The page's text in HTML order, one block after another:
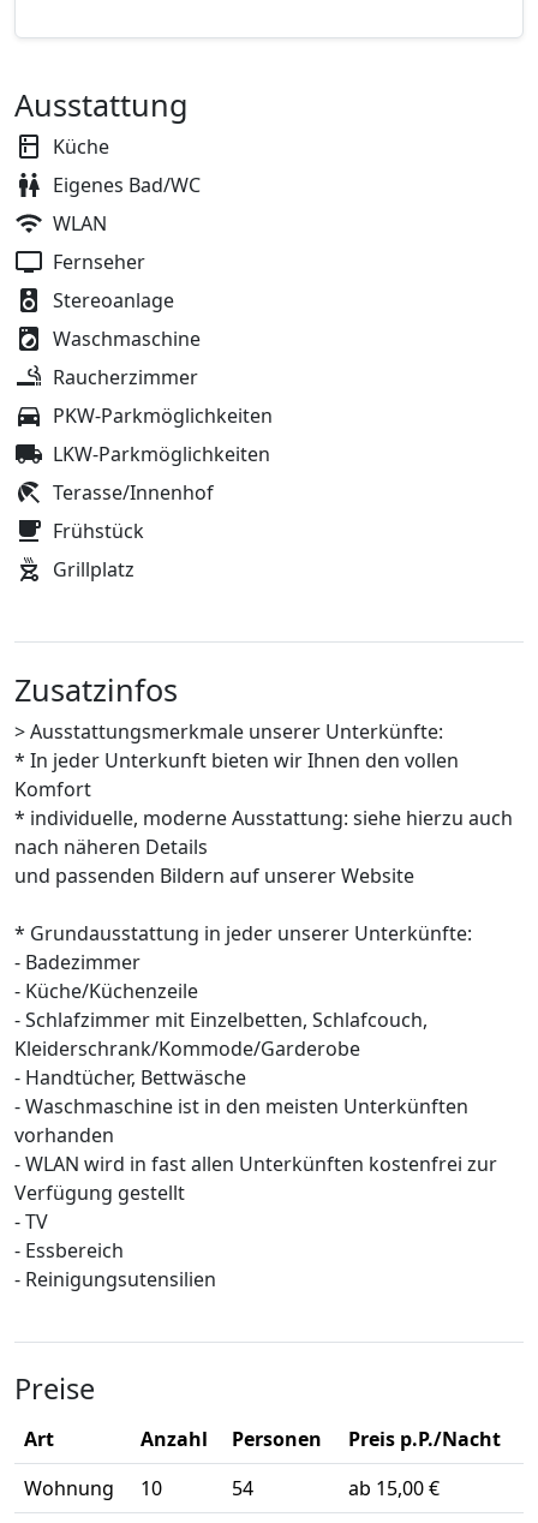
Ausstattung
Küche
Eigenes Bad/WC
WLAN
Fernseher
Stereoanlage
Waschmaschine
Raucherzimmer
PKW-Parkmöglichkeiten
LKW-Parkmöglichkeiten
Terasse/Innenhof
Frühstück
Grillplatz
Zusatzinfos
> Ausstattungsmerkmale unserer Unterkünfte:
* In jeder Unterkunft bieten wir Ihnen den vollen
Komfort
* individuelle, moderne Ausstattung: siehe hierzu auch
nach näheren Details
und passenden Bildern auf unserer Website
* Grundausstattung in jeder unserer Unterkünfte:
- Badezimmer
- Küche/Küchenzeile
- Schlafzimmer mit Einzelbetten, Schlafcouch,
Kleiderschrank/Kommode/Garderobe
- Handtücher, Bettwäsche
- Waschmaschine ist in den meisten Unterkünften
vorhanden
- WLAN wird in fast allen Unterkünften kostenfrei zur
Verfügung gestellt
- TV
- Essbereich
- Reinigungsutensilien
Preise
Art Anzahl Personen
Preis p.P./Nacht
Wohnung
10 54 ab 15,00 €